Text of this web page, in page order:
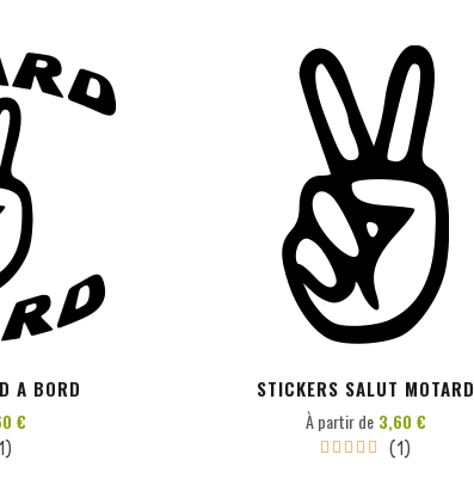
A BORD
€
STICKERS SALUT MOTARD
     (1)
PERSONNALISER
À partir de 3,60 €